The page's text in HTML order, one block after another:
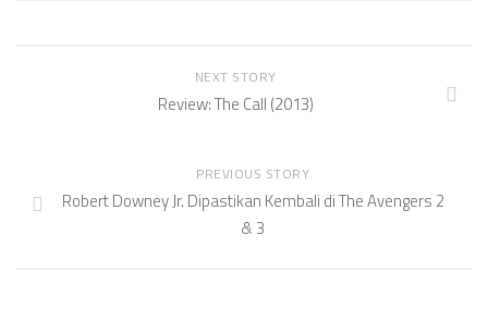
NEXT STORY
Review: The Call (2013)
PREVIOUS STORY
Robert Downey Jr. Dipastikan Kembali di The Avengers 2
& 3